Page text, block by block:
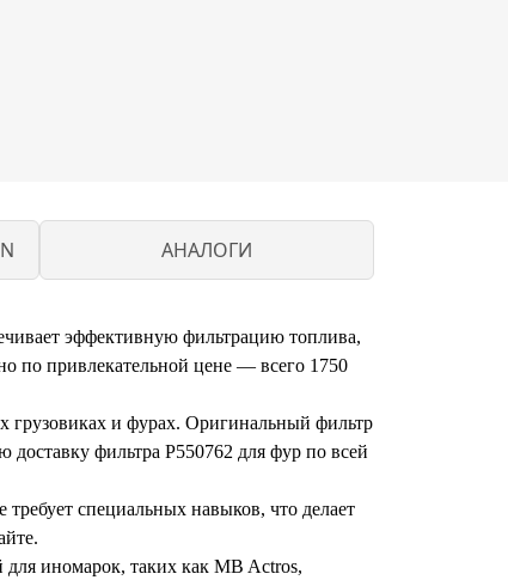
АНАЛОГИ
эффективную фильтрацию топлива,
по привлекательной цене — всего 1750
грузовиках и фурах. Оригинальный фильтр
доставку фильтра P550762 для фур по всей
специальных навыков, что делает
иномарок, таких как MB Actros,